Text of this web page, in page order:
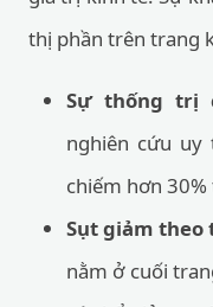
thị phần trên trang
Sự thống trị
nghiên cứu
chiếm hơn
Sụt giảm theo
nằm ở cuối